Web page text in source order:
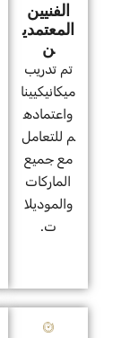
الفنيين
المعتمدي
ن
تم تدريب
ميكانيكيينا
واعتماده
م للتعامل
مع جميع
الماركات
والموديلا
ت.